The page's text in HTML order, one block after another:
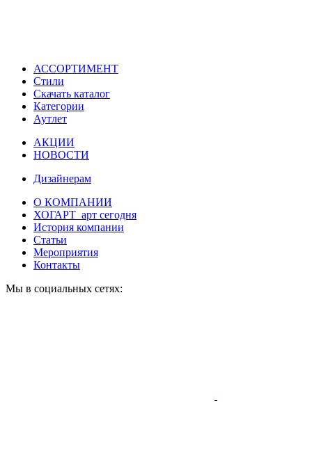
АССОРТИМЕНТ
Стили
Скачать каталог
Категории
Аутлет
АКЦИИ
НОВОСТИ
Дизайнерам
О КОМПАНИИ
ХОГАРТ_арт сегодня
История компании
Статьи
Мероприятия
Контакты
Мы в социальных сетях: